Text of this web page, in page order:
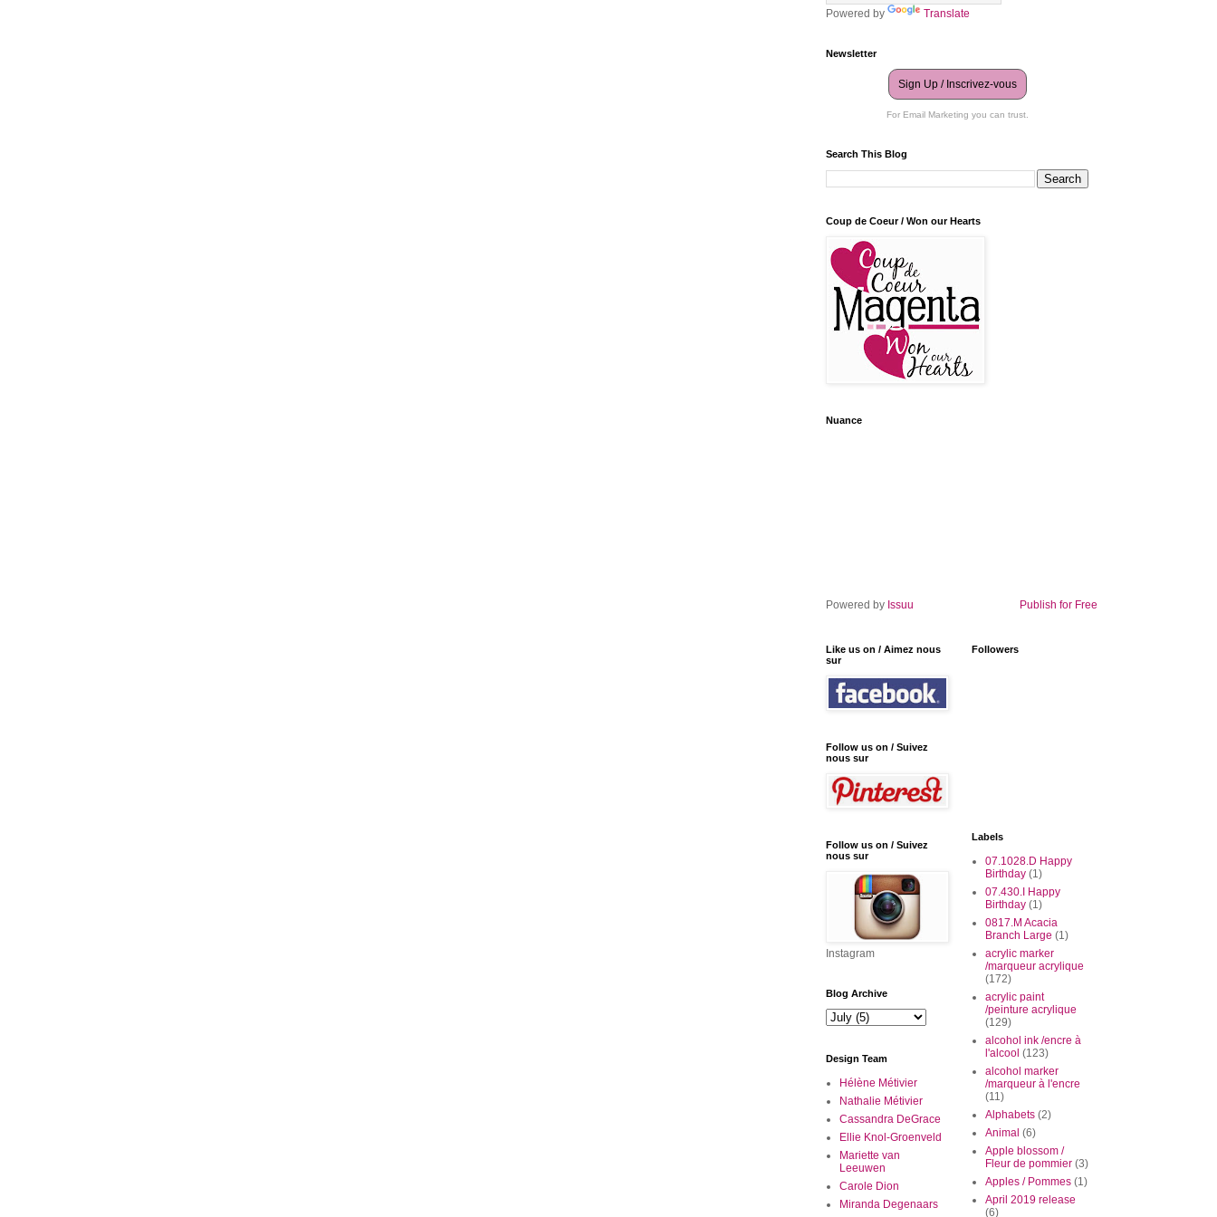
Powered by Translate
Newsletter
Sign Up / Inscrivez-vous
For Email Marketing you can trust.
Search This Blog
Coup de Coeur / Won our Hearts
Nuance
Powered by Issuu Publish for Free
Like us on / Aimez nous
sur
Follow us on / Suivez
nous sur
Follow us on / Suivez
nous sur
Instagram
Blog Archive
Design Team
Hélène Métivier
Nathalie Métivier
Cassandra DeGrace
Ellie Knol-Groenveld
Mariette van
Leeuwen
Carole Dion
Miranda Degenaars
Followers
Labels
07.1028.D Happy
Birthday (1)
07.430.I Happy
Birthday (1)
0817.M Acacia
Branch Large (1)
acrylic marker
/marqueur acrylique
(172)
acrylic paint
/peinture acrylique
(129)
alcohol ink /encre à
l'alcool (123)
alcohol marker
/marqueur à l'encre
(11)
Alphabets (2)
Animal (6)
Apple blossom /
Fleur de pommier (3)
Apples / Pommes (1)
April 2019 release
(6)